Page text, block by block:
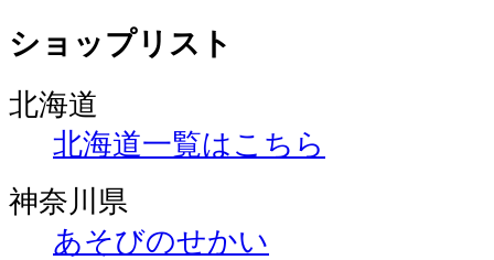
ショップリスト
北海道
北海道一覧はこちら
神奈川県
あそびのせかい